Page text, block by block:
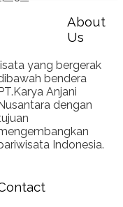
About
Us
yang bergerak
bendera
Anjani
dengan
Indonesia.